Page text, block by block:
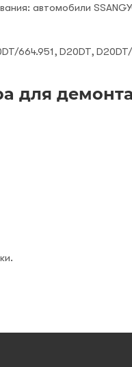
автомобили
664.951, D20DT,
для